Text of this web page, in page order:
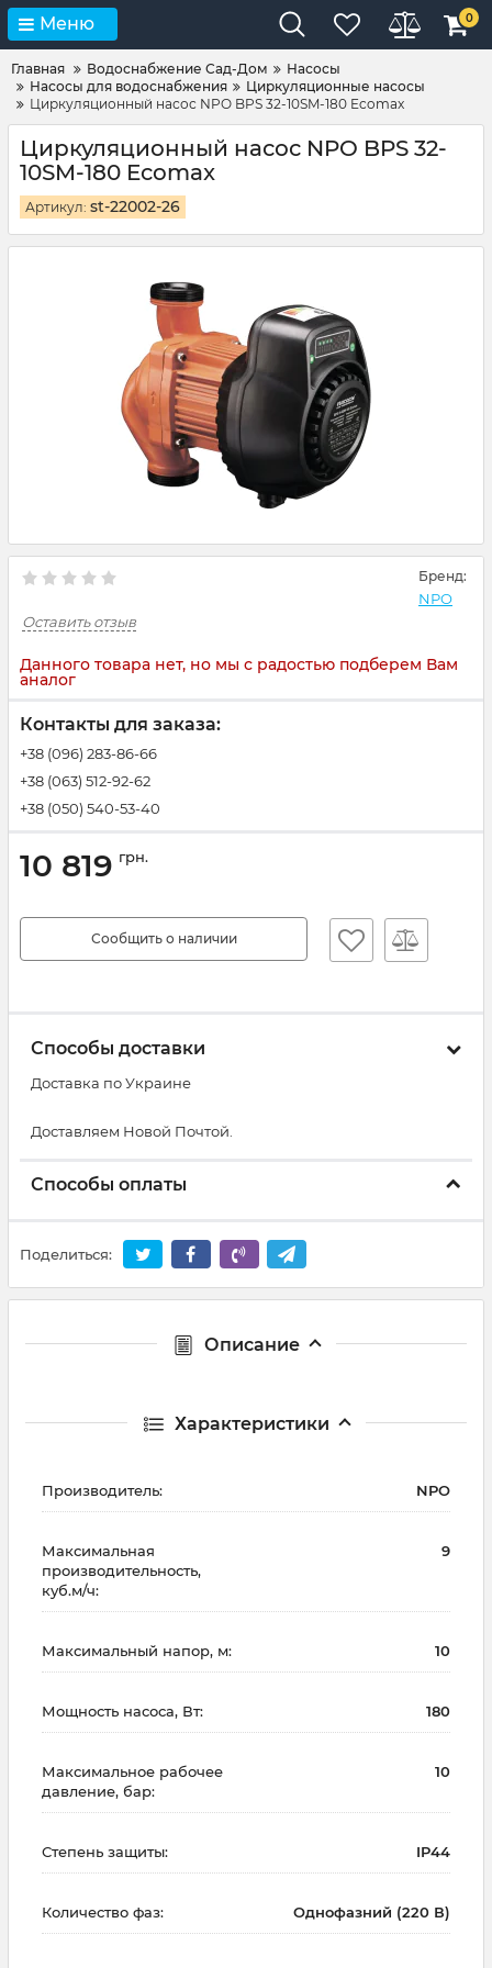
Меню 0
Главная Водоснабжение Сад-Дом
Насосы
Насосы для водоснабжения
Циркуляционные насосы
Циркуляционный насос NPO BPS 32-10SM-180 Ecomax
Циркуляционный насос NPO BPS 32-
10SM-180 Ecomax
Артикул: st-22002-26
Бренд:
NPO
Оставить отзыв
Данного товара нет, но мы с радостью подберем Вам
аналог
Контакты для заказа:
+38 (096) 283-86-66
+38 (063) 512-92-62
+38 (050) 540-53-40
10 819 грн.
Сообщить о наличии
Способы доставки
Доставка по Украине
Доставляем Новой Почтой.
Способы оплаты
Поделиться:
Описание
Характеристики
Производитель: NPO
Максимальная
производительность,
куб.м/ч:
9
Максимальный напор, м: 10
Мощность насоса, Вт: 180
Максимальное рабочее
давление, бар:
10
Степень защиты: IP44
Количество фаз: Однофазний (220 В)